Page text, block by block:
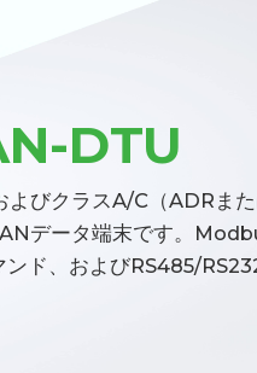
DTU
びクラスA/C（ADRま
データ端末です。
ド、およびRS485/